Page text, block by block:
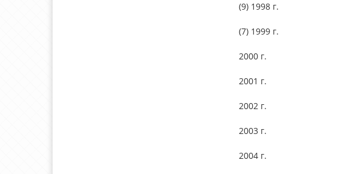
(9) 1998 г.
(7) 1999 г.
2000 г.
2001 г.
2002 г.
2003 г.
2004 г.